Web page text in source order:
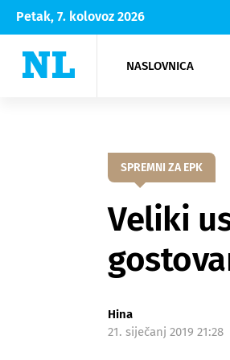
Petak, 7. kolovoz 2026
NASLOVNICA
SPREMNI ZA EPK
Veliki
Hina
21. siječanj 2019 21:28